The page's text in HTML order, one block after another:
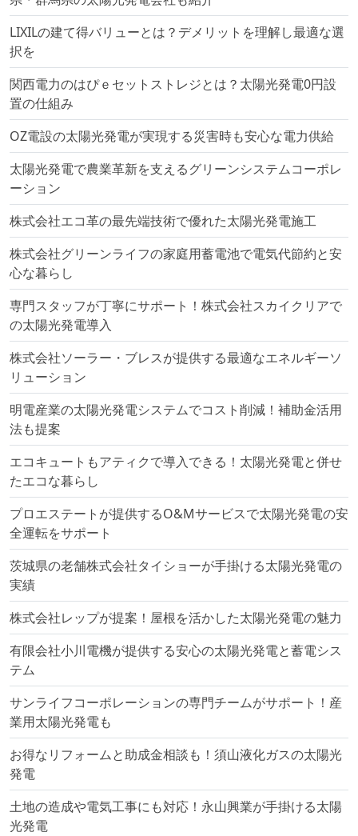
LIXILの建て得バリューとは？デメリットを理解し最適な選
択を
関西電力のはぴｅセットストレジとは？太陽光発電0円設
置の仕組み
OZ電設の太陽光発電が実現する災害時も安心な電力供給
太陽光発電で農業革新を支えるグリーンシステムコーポレ
ーション
株式会社エコ革の最先端技術で優れた太陽光発電施工
株式会社グリーンライフの家庭用蓄電池で電気代節約と安
心な暮らし
専門スタッフが丁寧にサポート！株式会社スカイクリアで
の太陽光発電導入
株式会社ソーラー・ブレスが提供する最適なエネルギーソ
リューション
明電産業の太陽光発電システムでコスト削減！補助金活用
法も提案
エコキュートもアティクで導入できる！太陽光発電と併せ
たエコな暮らし
プロエステートが提供するO&Mサービスで太陽光発電の安
全運転をサポート
茨城県の老舗株式会社タイショーが手掛ける太陽光発電の
実績
株式会社レップが提案！屋根を活かした太陽光発電の魅力
有限会社小川電機が提供する安心の太陽光発電と蓄電シス
テム
サンライフコーポレーションの専門チームがサポート！産
業用太陽光発電も
お得なリフォームと助成金相談も！須山液化ガスの太陽光
発電
土地の造成や電気工事にも対応！永山興業が手掛ける太陽
光発電